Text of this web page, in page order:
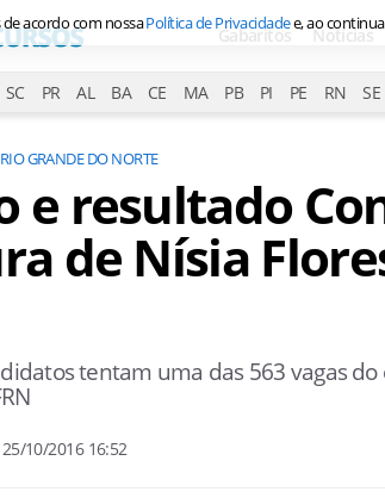
Gabaritos Notícias
SC PR AL BA CE MA PB PI PE RN SE
RIO GRANDE DO NORTE
e resultado
de Nísia
tentam uma das 563 vagas
25/10/2016 16:52
de acordo com nossaPolítica de Privacidadee, ao